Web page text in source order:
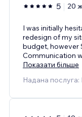
5 20
I was initially
redesign of my
budget, however
Communication
Показати більше
Надана послуга: